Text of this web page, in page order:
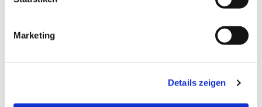
Marketing
Details zeigen
Dies könnte Sie auch